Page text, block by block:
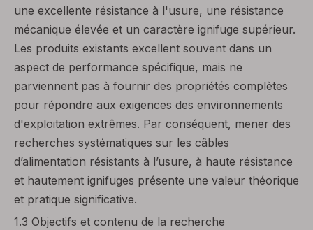
une excellente résistance à l'usure, une résistance
mécanique élevée et un caractère ignifuge supérieur.
Les produits existants excellent souvent dans un
aspect de performance spécifique, mais ne
parviennent pas à fournir des propriétés complètes
pour répondre aux exigences des environnements
d'exploitation extrêmes. Par conséquent, mener des
recherches systématiques sur les câbles
d’alimentation résistants à l’usure, à haute résistance
et hautement ignifuges présente une valeur théorique
et pratique significative.
1.3 Objectifs et contenu de la recherche